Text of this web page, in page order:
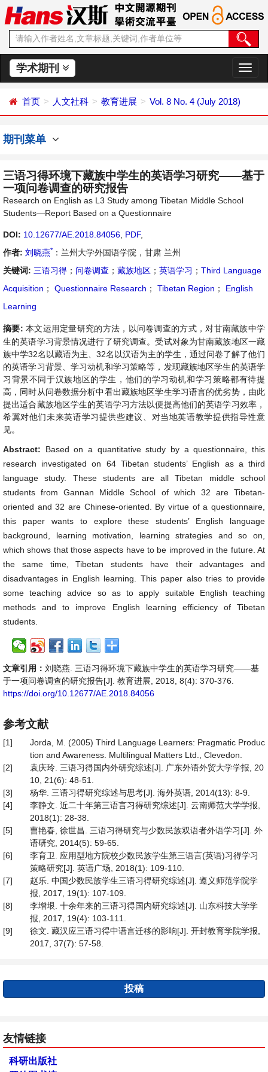
学术期刊
切
换
首页 人文社科 教育进展 Vol. 8 No. 4 (July 2018)
期刊菜单
三语习得环境下藏族中学生的英语学习研究——基于
一项问卷调查的研究报告
Research on English as L3 Study among Tibetan Middle School
Students—Report Based on a Questionnaire
DOI: 10.12677/AE.2018.84056 PDF,
作者: 刘晓燕* ：兰州大学外国语学院，甘肃 兰州
关键词: 三语习得 ； 问卷调查 ； 藏族地区 ； 英语学习 ； Third Language
Acquisition ； Questionnaire Research ； Tibetan Region ；
English
Learning
摘要: 本文运用定量研究的方法，以问卷调查的方式，对甘南藏族中学
生的英语学习背景情况进行了研究调查。受试对象为甘南藏族地区一藏
族中学32名以藏语为主、32名以汉语为主的学生，通过问卷了解了他们
的英语学习背景、学习动机和学习策略等，发现藏族地区学生的英语学
习背景不同于汉族地区的学生，他们的学习动机和学习策略都有待提
高，同时从问卷数据分析中看出藏族地区学生学习语言的优劣势，由此
提出适合藏族地区学生的英语学习方法以便提高他们的英语学习效率，
希冀对他们未来英语学习提供些建议、对当地英语教学提供指导性意
见。
Abstract: Based on a quantitative study by a questionnaire, this
research investigated on 64 Tibetan students’ English as a third
language study. These students are all Tibetan middle school
students from Gannan Middle School of which 32 are Tibetan-
oriented and 32 are Chinese-oriented. By virtue of a questionnaire,
this paper wants to explore these students’ English language
background, learning motivation, learning strategies and so on,
which shows that those aspects have to be improved in the future. At
the same time, Tibetan students have their advantages and
disadvantages in English learning. This paper also tries to provide
some teaching advice so as to apply suitable English teaching
methods and to improve English learning efficiency of Tibetan
students.
文章引用： 刘晓燕. 三语习得环境下藏族中学生的英语学习研究——基
于一项问卷调查的研究报告[J]. 教育进展, 2018, 8(4): 370-376.
https://doi.org/10.12677/AE.2018.84056
参考文献
[1]
Jorda, M. (2005) Third Language Learners: Pragmatic Produc
tion and Awareness. Multilingual Matters Ltd., Clevedon.
[2]
袁庆玲. 三语习得国内外研究综述[J]. 广东外语外贸大学学报, 20
10, 21(6): 48-51.
[3]
杨华. 三语习得研究综述与思考[J]. 海外英语, 2014(13): 8-9.
[4]
李静文. 近二十年第三语言习得研究综述[J]. 云南师范大学学报,
2018(1): 28-38.
[5]
曹艳春, 徐世昌. 三语习得研究与少数民族双语者外语学习[J]. 外
语研究, 2014(5): 59-65.
[6]
李育卫. 应用型地方院校少数民族学生第三语言(英语)习得学习
策略研究[J]. 英语广场, 2018(1): 109-110.
[7]
赵乐. 中国少数民族学生三语习得研究综述[J]. 遵义师范学院学
报, 2017, 19(1): 107-109.
[8]
李增垠. 十余年来的三语习得国内研究综述[J]. 山东科技大学学
报, 2017, 19(4): 103-111.
[9]
徐文. 藏汉应三语习得中语言迁移的影响[J]. 开封教育学院学报,
2017, 37(7): 57-58.
投稿
友情链接
科研出版社